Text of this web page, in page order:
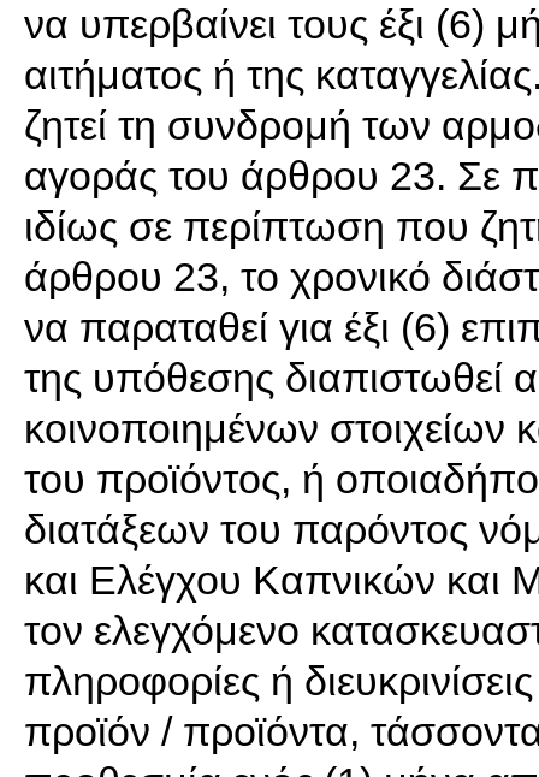
να υπερβαίνει τους έξι (6)
αιτήματος ή της
ζητεί τη συνδρομή των
αγοράς του άρθρου 23. Σε
ιδίως σε περίπτωση που
άρθρου 23, το χρονικό
να παραταθεί για έξι (6)
της υπόθεσης διαπιστωθεί
κοινοποιημένων στοιχείων
του προϊόντος, ή
διατάξεων του παρόντος
και Ελέγχου Καπνικών και
τον ελεγχόμενο
πληροφορίες ή
προϊόν / προϊόντα,